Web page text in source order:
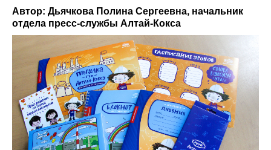
Автор: Дьячкова Полина Сергеевна, начальник
отдела пресс-службы Алтай-Кокса